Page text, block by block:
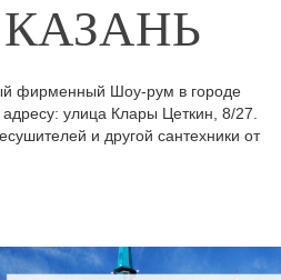
фирменный Шоу-рум в городе
улица Клары Цеткин, 8/27.
и другой сантехники от